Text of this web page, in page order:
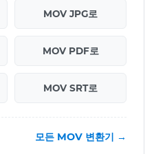
MOV JPG로
MOV PDF로
MOV SRT로
모든 MOV 변환기 →